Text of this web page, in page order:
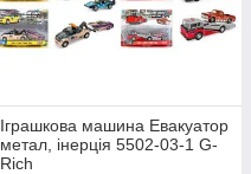
Іграшкова машина Евакуатор
метал, інерція 5502-03-1 G-
Rich